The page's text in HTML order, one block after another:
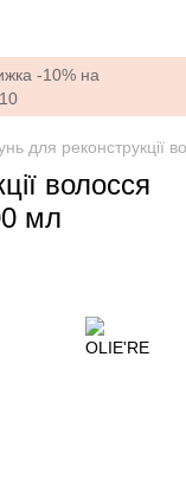
-10% на
для реконструкції
волосся
мл